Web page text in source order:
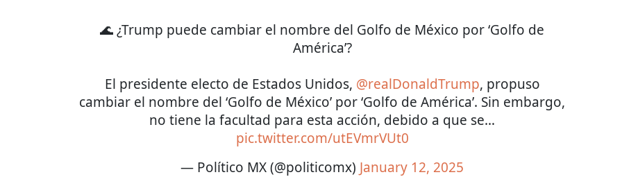
🌊 ¿Trump puede cambiar el nombre del Golfo de México por ‘Golfo de
América’?
El presidente electo de Estados Unidos, @realDonaldTrump, propuso
cambiar el nombre del ‘Golfo de México’ por ‘Golfo de América’. Sin embargo,
no tiene la facultad para esta acción, debido a que se…
pic.twitter.com/utEVmrVUt0
— Político MX (@politicomx) January 12, 2025